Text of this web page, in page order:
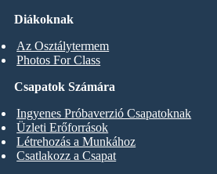
Diákoknak
Az Osztálytermem
Photos For Class
Csapatok Számára
Ingyenes Próbaverzió Csapatoknak
Üzleti Erőforrások
Létrehozás a Munkához
Csatlakozz a Csapat